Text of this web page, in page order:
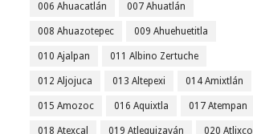
006 Ahuacatlán 007 Ahuatlán
008 Ahuazotepec 009 Ahuehuetitla
010 Ajalpan 011 Albino Zertuche
012 Aljojuca 013 Altepexi 014 Amixtlán
015 Amozoc 016 Aquixtla 017 Atempan
018 Atexcal 019 Atlequizayán 020 Atlixco